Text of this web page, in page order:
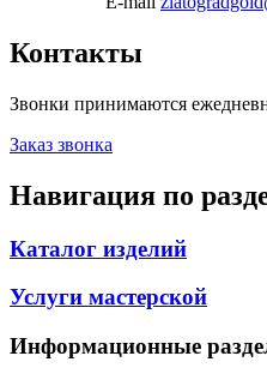
Контакты
Звонки принимаются
Заказ звонка
Навигация по
Каталог изделий
Услуги мастерской
Информационные